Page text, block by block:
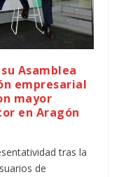
Asamblea
empresarial
mayor
en Aragón
tras la
de